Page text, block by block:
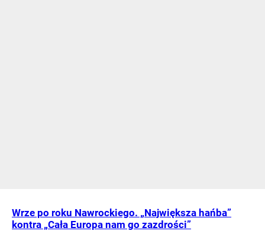
Wrze po roku Nawrockiego. „Największa hańba”
kontra „Cała Europa nam go zazdrości”